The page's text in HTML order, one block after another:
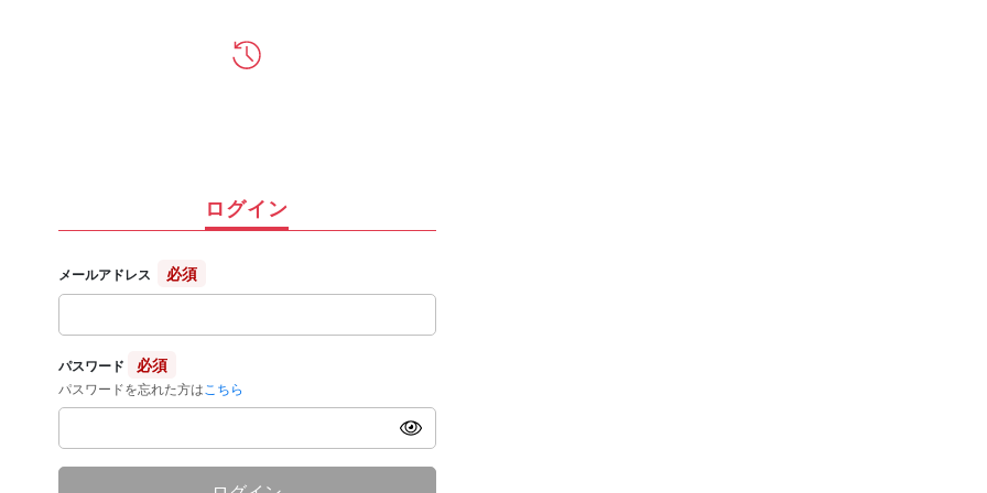
ログイン
メールアドレス 必須
パスワード 必須
パスワードを忘れた方は こちら